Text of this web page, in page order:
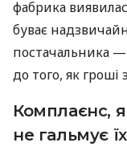
фабрика
буває
постачальника —
до того, як гроші
Комплаєнс,
не гальмує їх